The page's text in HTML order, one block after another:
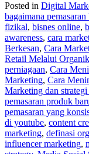
Posted in Digital
bagaimana
fizikal, bisnes online,
awareness, cara
Berkesan, Cara
Retail Melalui
perniagaan, Cara
Marketing, Cara
Marketing dan
pemasaran produk
pemasaran yang
di youtube, content
marketing, definasi
influencer marketing,